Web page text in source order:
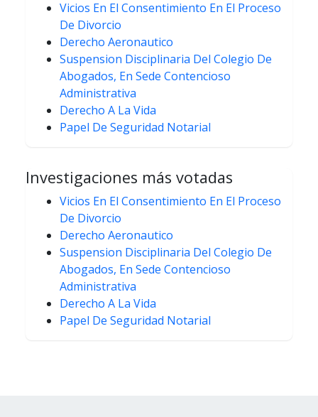
Vicios En El Consentimiento En El Proceso
De Divorcio
Derecho Aeronautico
Suspension Disciplinaria Del Colegio De
Abogados, En Sede Contencioso
Administrativa
Derecho A La Vida
Papel De Seguridad Notarial
Investigaciones más votadas
Vicios En El Consentimiento En El Proceso
De Divorcio
Derecho Aeronautico
Suspension Disciplinaria Del Colegio De
Abogados, En Sede Contencioso
Administrativa
Derecho A La Vida
Papel De Seguridad Notarial